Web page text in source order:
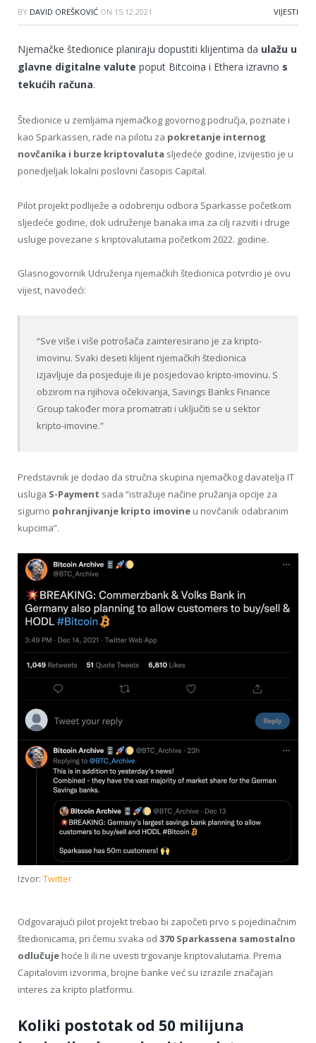
BY DAVID OREŠKOVIĆ ON 15.12.2021 VIJESTI
Njemačke štedionice planiraju dopustiti klijentima da ulažu u
glavne digitalne valute poput Bitcoina i Ethera izravno s
tekućih računa.
Štedionice u zemljama njemačkog govornog područja, poznate i
kao Sparkassen, rade na pilotu za pokretanje internog
novčanika i burze kriptovaluta sljedeće godine, izvijestio je u
ponedjeljak lokalni poslovni časopis Capital.
Pilot projekt podliježe a odobrenju odbora Sparkasse početkom
sljedeće godine, dok udruženje banaka ima za cilj razviti i druge
usluge povezane s kriptovalutama početkom 2022. godine.
Glasnogovornik Udruženja njemačkih štedionica potvrdio je ovu
vijest, navodeći:
“Sve više i više potrošača zainteresirano je za kripto-
imovinu. Svaki deseti klijent njemačkih štedionica
izjavljuje da posjeduje ili je posjedovao kripto-imovinu. S
obzirom na njihova očekivanja, Savings Banks Finance
Group također mora promatrati i uključiti se u sektor
kripto-imovine.”
Predstavnik je dodao da stručna skupina njemačkog davatelja IT
usluga S-Payment sada “istražuje načine pružanja opcije za
sigurno pohranjivanje kripto imovine u novčanik odabranim
kupcima”.
Izvor: Twitter
Odgovarajući pilot projekt trebao bi započeti prvo s pojedinačnim
štedionicama, pri čemu svaka od 370 Sparkassena samostalno
odlučuje hoće li ili ne uvesti trgovanje kriptovalutama. Prema
Capitalovim izvorima, brojne banke već su izrazile značajan
interes za kripto platformu.
Koliki postotak od 50 milijuna